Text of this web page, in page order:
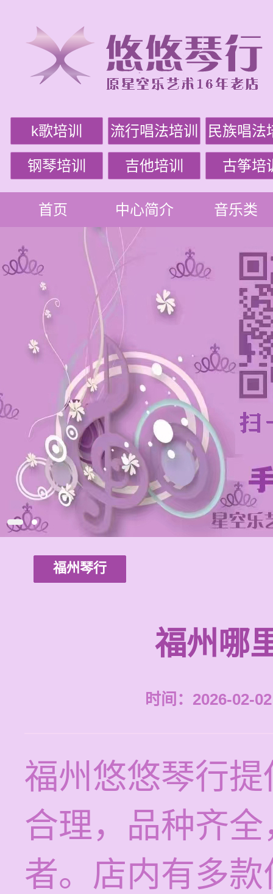
k歌培训 流行唱法培训 民族唱法
钢琴培训 吉他培训 古筝培
首页 中心简介 音乐类
福州琴行
福州哪
时间：2026-02-
福州悠悠琴行
合理，品种齐
者。店内有多